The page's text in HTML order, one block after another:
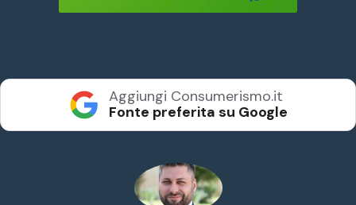
Aggiungi Consumerismo.it
Fonte preferita su Google